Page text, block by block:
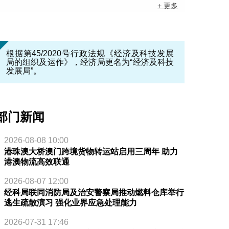
+ 更多
根据第45/2020号行政法规《经济及科技发展
局的组织及运作》，经济局更名为“经济及科技
发展局”。
门新闻
2026-08-08 10:00
港珠澳大桥澳门跨境货物转运站启用三周年 助力
港澳物流高效联通
2026-08-07 12:00
经科局联同消防局及治安警察局推动燃料仓库举行
逃生疏散演习 强化业界应急处理能力
2026-07-31 17:46